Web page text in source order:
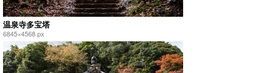
温泉寺多宝塔
6845×4568 px